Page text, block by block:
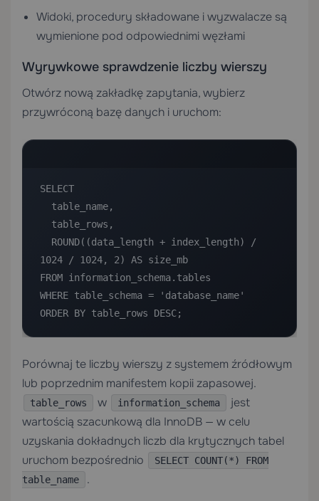
Widoki, procedury składowane i wyzwalacze są
wymienione pod odpowiednimi węzłami
Wyrywkowe sprawdzenie liczby wierszy
Otwórz nową zakładkę zapytania, wybierz
przywróconą bazę danych i uruchom:
SELECT
1024 / 1024, 2) AS size_mb
FROM information_schema.tables
WHERE table_schema = 'database_name'
ORDER BY table_rows DESC;
Porównaj te liczby wierszy z systemem źródłowym
lub poprzednim manifestem kopii zapasowej.
table_rows w information_schema
jest
wartością szacunkową dla InnoDB — w celu
uzyskania dokładnych liczb dla krytycznych tabel
uruchom bezpośrednio
SELECT COUNT(*) FROM
table_name
.